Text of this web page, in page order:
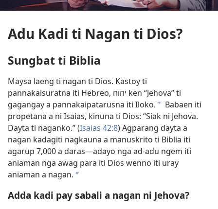
Adu Kadi ti Nagan ti Dios?
Sungbat ti Biblia
Maysa laeng ti nagan ti Dios. Kastoy ti
pannakaisuratna iti Hebreo, יהוה ken “Jehova” ti
gagangay a pannakaipatarusna iti Iloko. a Babaen iti
propetana a ni Isaias, kinuna ti Dios: “Siak ni Jehova.
Dayta ti naganko.” (Isaias 42:8) Agparang dayta a
nagan kadagiti nagkauna a manuskrito ti Biblia iti
agarup 7,000 a daras—adayo nga ad-adu ngem iti
aniaman nga awag para iti Dios wenno iti uray
aniaman a nagan. b
Adda kadi pay sabali a nagan ni Jehova?